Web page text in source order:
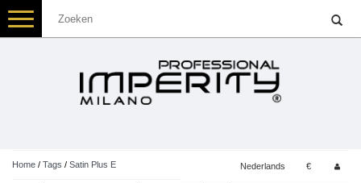
Toggle
navigation
Home / Tags / Satin Plus E Nederlands €